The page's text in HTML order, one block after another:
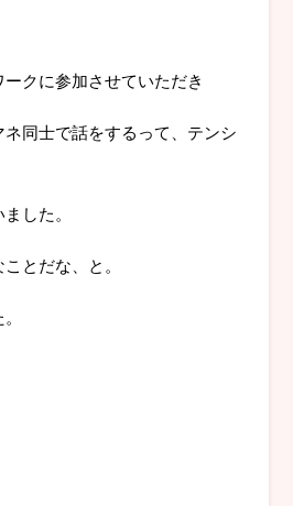
クに参加させていただき
ネ同士で話をするって、テンシ
した。
とだな、と。